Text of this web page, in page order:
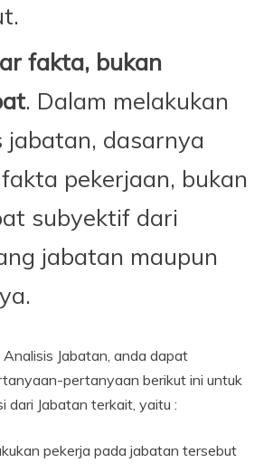
fakta, bukan
. Dalam melakukan
jabatan, dasarnya
pekerjaan, bukan
subyektif dari
jabatan maupun
Jabatan, anda dapat
pertanyaan berikut ini untuk
dari Jabatan terkait, yaitu :
pekerja pada jabatan tersebut